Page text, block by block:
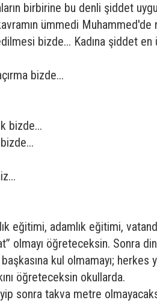
birbirine bu denli şiddet
ümmedi Muhammed'de
bizde... Kadına şiddet
bizde...
bizde...
bizde...
eğitimi, adamlık eğitimi,
olmayı öğreteceksin. Sonra
kul olmamayı; herkes
öğreteceksin okullarda.
sonra takva metre